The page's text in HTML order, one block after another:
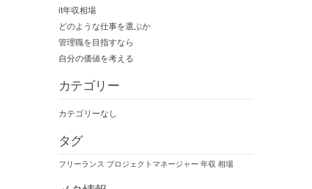
it年収相場
どのような仕事を選ぶか
管理職を目指すなら
自分の価値を考える
カテゴリー
カテゴリーなし
タグ
フリーランス プロジェクトマネージャー 年収 相場